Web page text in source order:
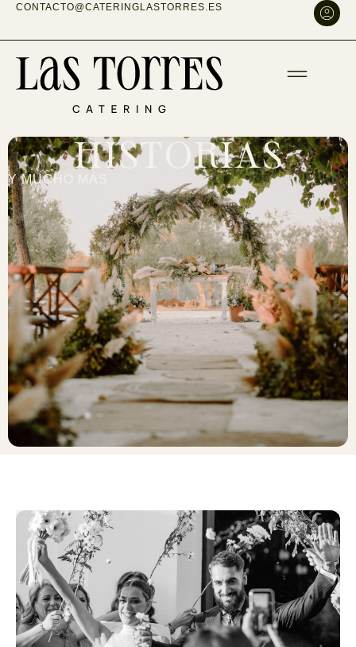
CONTACTO@CATERINGLASTORRES.ES
HISTORIAS
Y MUCHO MÁS